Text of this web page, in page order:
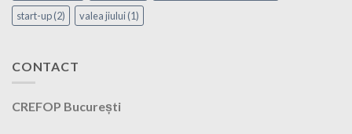
start-up(2) valea jiului(1)
CONTACT
CREFOP București